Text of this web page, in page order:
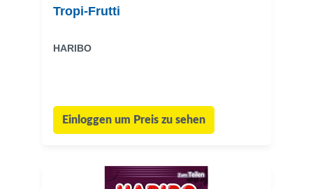
Tropi-Frutti
HARIBO
Einloggen um Preis zu sehen